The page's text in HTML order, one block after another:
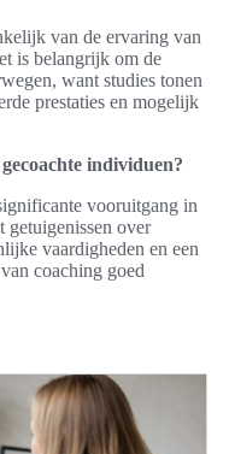
van de ervaring van
is belangrijk om de
want studies tonen
prestaties en mogelijk
individuen?
vooruitgang in
getuigenissen over
vaardigheden en een
coaching goed